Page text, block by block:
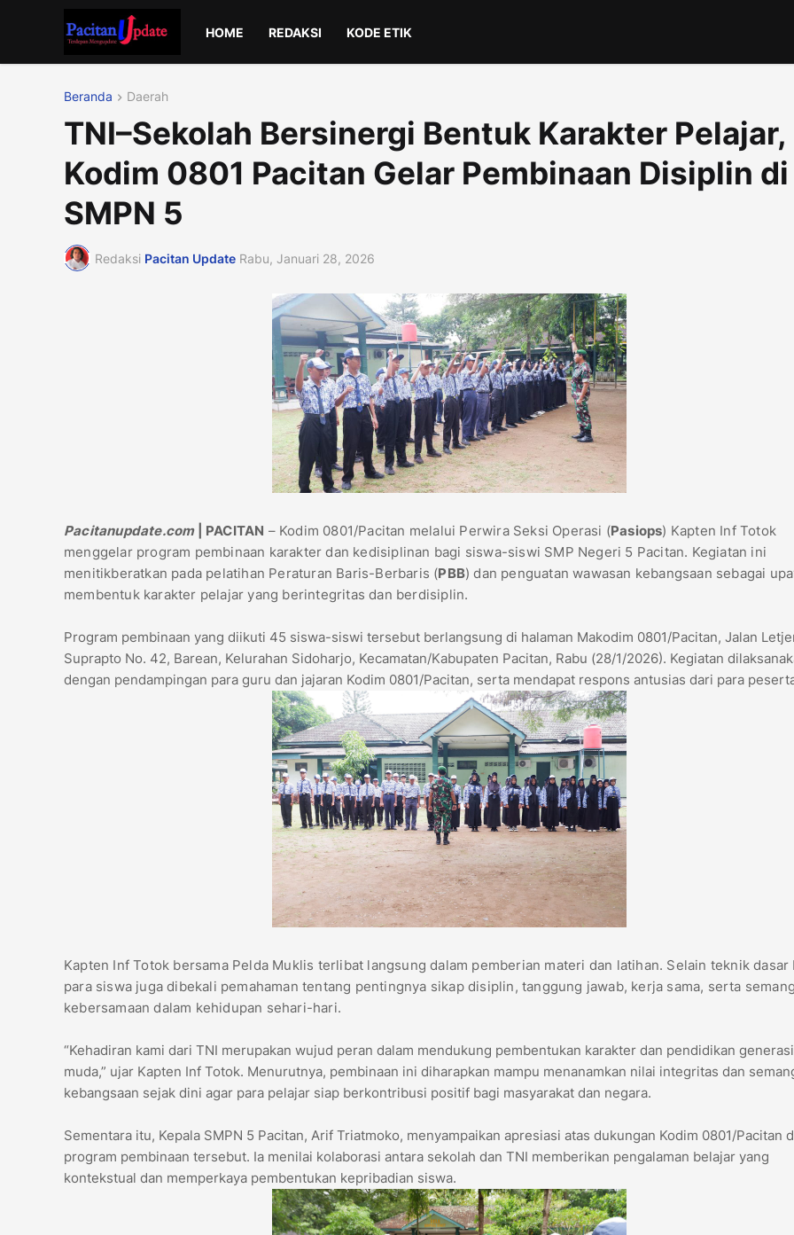
HOME REDAKSI KODE ETIK
Beranda Daerah
TNI–Sekolah Bersinergi Bentuk Karakter Pelajar,
Kodim 0801 Pacitan Gelar Pembinaan Disiplin di
SMPN 5
Redaksi Pacitan Update Rabu, Januari 28, 2026
Pacitanupdate.com | PACITAN – Kodim 0801/Pacitan melalui Perwira Seksi Operasi (Pasiops) Kapten Inf Totok
menggelar program pembinaan karakter dan kedisiplinan bagi siswa-siswi SMP Negeri 5 Pacitan. Kegiatan ini
menitikberatkan pada pelatihan Peraturan Baris-Berbaris (PBB) dan penguatan wawasan kebangsaan sebagai
membentuk karakter pelajar yang berintegritas dan berdisiplin.
Program pembinaan yang diikuti 45 siswa-siswi tersebut berlangsung di halaman Makodim 0801/Pacitan, Jalan
Suprapto No. 42, Barean, Kelurahan Sidoharjo, Kecamatan/Kabupaten Pacitan, Rabu (28/1/2026). Kegiatan
dengan pendampingan para guru dan jajaran Kodim 0801/Pacitan, serta mendapat respons antusias dari para
Kapten Inf Totok bersama Pelda Muklis terlibat langsung dalam pemberian materi dan latihan. Selain teknik dasar
para siswa juga dibekali pemahaman tentang pentingnya sikap disiplin, tanggung jawab, kerja sama, serta
kebersamaan dalam kehidupan sehari-hari.
“Kehadiran kami dari TNI merupakan wujud peran dalam mendukung pembentukan karakter dan pendidikan generasi
muda,” ujar Kapten Inf Totok. Menurutnya, pembinaan ini diharapkan mampu menanamkan nilai integritas dan
kebangsaan sejak dini agar para pelajar siap berkontribusi positif bagi masyarakat dan negara.
Sementara itu, Kepala SMPN 5 Pacitan, Arif Triatmoko, menyampaikan apresiasi atas dukungan Kodim 0801/Pacitan
program pembinaan tersebut. Ia menilai kolaborasi antara sekolah dan TNI memberikan pengalaman belajar yang
kontekstual dan memperkaya pembentukan kepribadian siswa.